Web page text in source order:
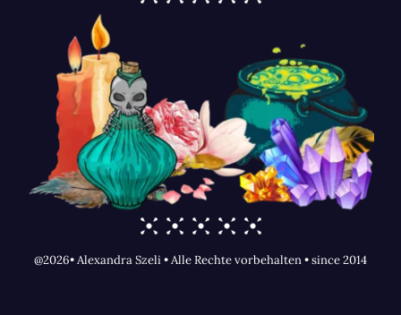
@2026• Alexandra Szeli • Alle Rechte vorbehalten • since 2014